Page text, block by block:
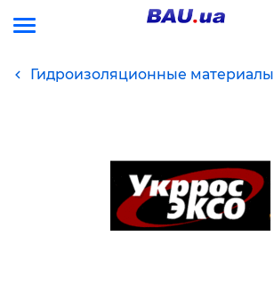
Гидроизоляционные материалы